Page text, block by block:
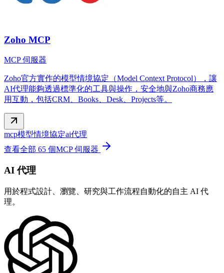
Zoho MCP
MCP 伺服器
Zoho官方實作的模型情境協定（Model Context Protocol），讓
AI代理能夠透過標準化的工具與操作，安全地與Zoho商務應
用互動，包括CRM、Books、Desk、Projects等。
mcp模型情境協定ai代理
查看全部 65 個MCP 伺服器
AI 代理
用於程式設計、瀏覽、研究與工作流程自動化的自主 AI 代
理。